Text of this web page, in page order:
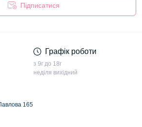
Підписатися
Графік роботи
з 9г до 18г
неділя вихідний
165